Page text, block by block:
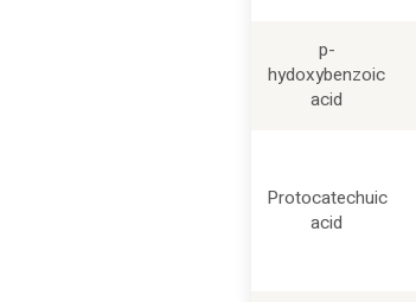
p-
hydoxybenzoic
acid
Protocatechuic
acid